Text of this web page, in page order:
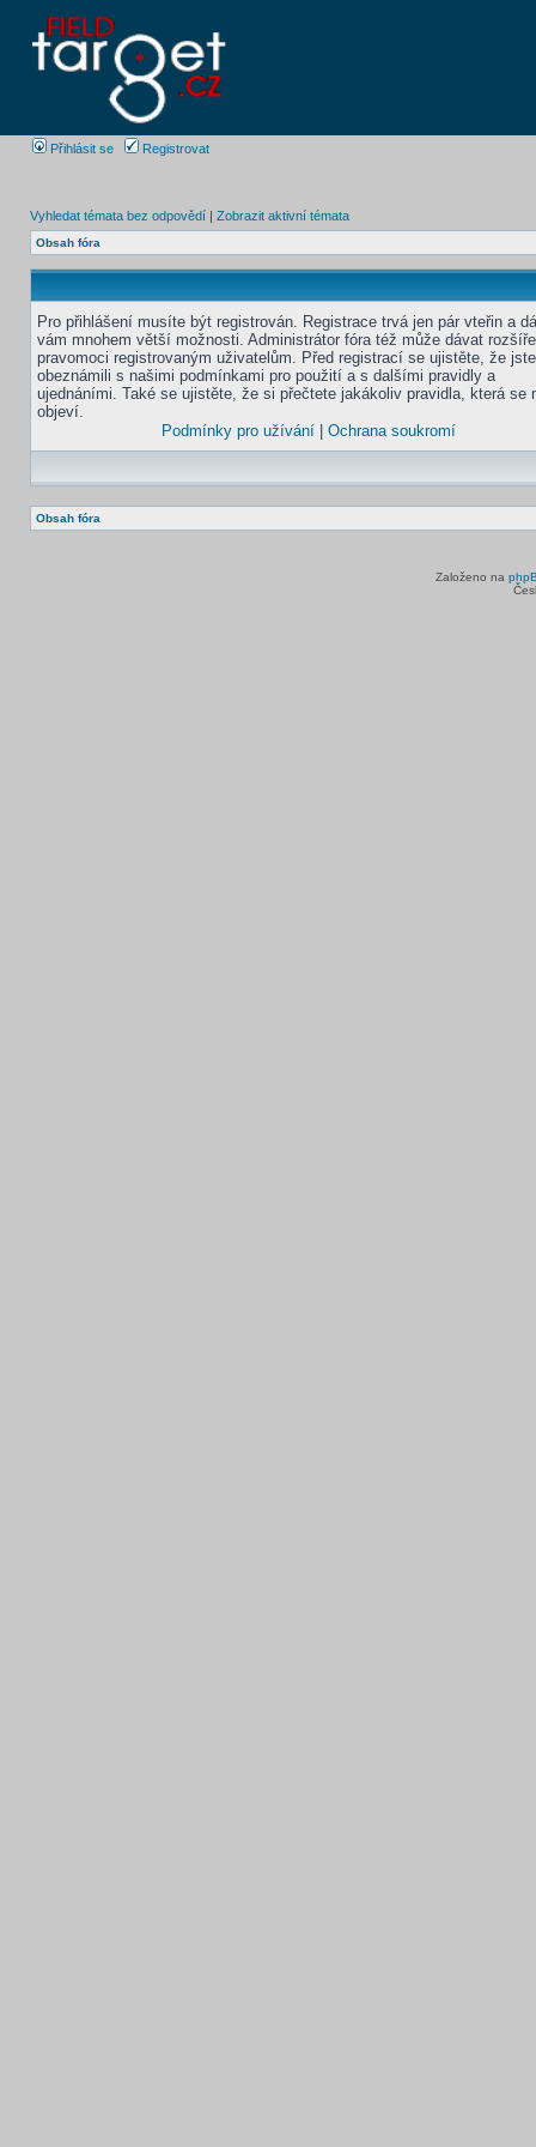
Přihlásit se Registrovat
Vyhledat témata bez odpovědí | Zobrazit aktivní témata
Obsah fóra
Pro přihlášení musíte být registrován. Registrace trvá jen pár vteřin a
vám mnohem větší možnosti. Administrátor fóra též může dávat
pravomoci registrovaným uživatelům. Před registrací se ujistěte, že
obeznámili s našimi podmínkami pro použití a s dalšími pravidly a
ujednáními. Také se ujistěte, že si přečtete jakákoliv pravidla, která se
objeví.
Podmínky pro užívání| Ochrana soukromí
Obsah fóra
Založeno na